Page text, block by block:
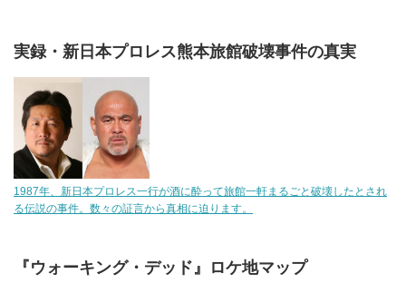
実録・新日本プロレス熊本旅館破壊事件の真実
1987年、新日本プロレス一行が酒に酔って旅館一軒まるごと破壊したとされ
る伝説の事件。数々の証言から真相に迫ります。
『ウォーキング・デッド』ロケ地マップ